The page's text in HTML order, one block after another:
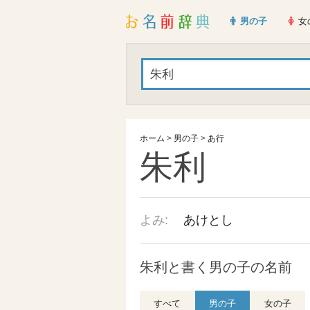
男の子 女
ホーム > 男の子 > あ行
朱利
よみ: あけとし
朱利と書く男の子の名前
すべて 男の子 女の子